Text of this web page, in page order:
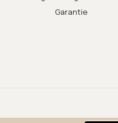
Garantie